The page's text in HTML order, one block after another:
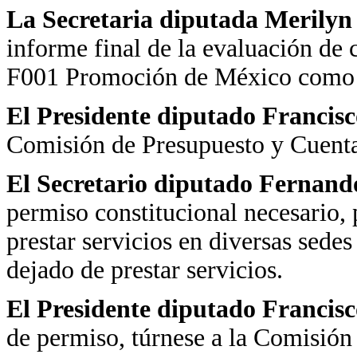
La Secretaria diputada Merilyn
informe final de la evaluación de
F001 Promoción de México
El Presidente diputado
Comisión de Presupuesto y
El Secretario diputado
permiso constitucional necesario,
prestar servicios en diversas
dejado de prestar servicios.
El Presidente diputado
de permiso, túrnese a la